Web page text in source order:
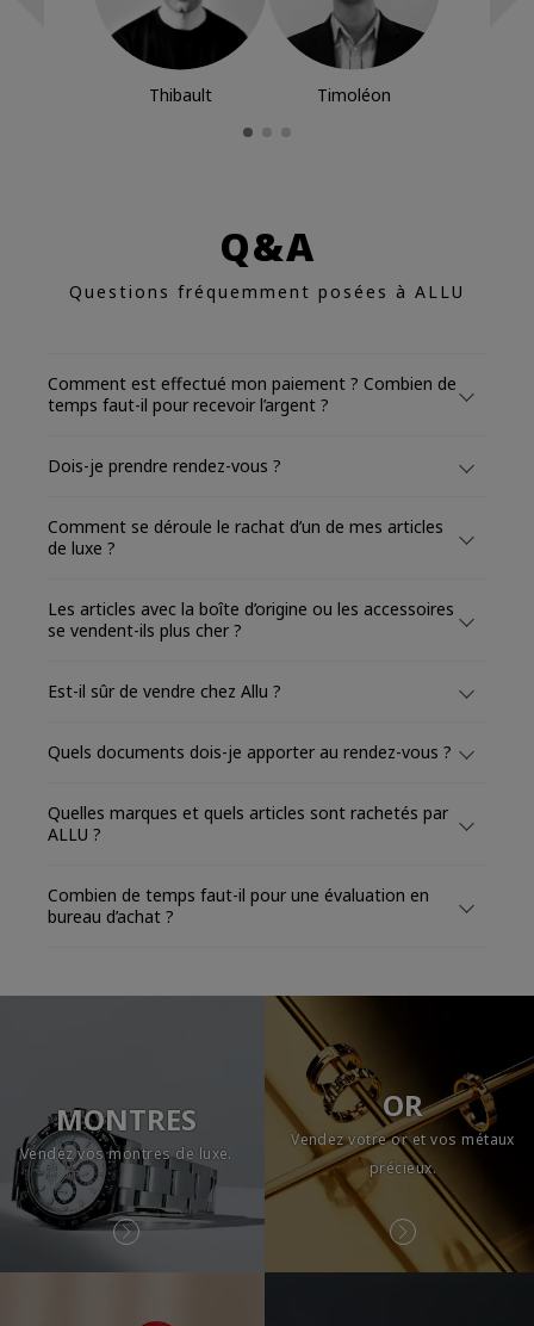
Thibault Timoléon
Q&A
Questions fréquemment posées à ALLU
Comment est effectué mon paiement ? Combien de
temps faut-il pour recevoir l’argent ?
Dois-je prendre rendez-vous ?
Comment se déroule le rachat d’un de mes articles
de luxe ?
Les articles avec la boîte d’origine ou les accessoires
se vendent-ils plus cher ?
Est-il sûr de vendre chez Allu ?
Quels documents dois-je apporter au rendez-vous ?
Quelles marques et quels articles sont rachetés par
ALLU ?
Combien de temps faut-il pour une évaluation en
bureau d’achat ?
MONTRES
Vendez vos montres de luxe.
OR
Vendez votre or et vos métaux
précieux.